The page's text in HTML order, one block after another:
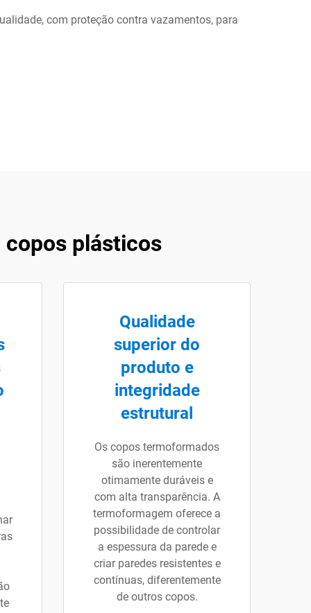
com proteção contra vazamentos, para
plásticos
Qualidade
superior do
produto e
integridade
estrutural
Os copos termoformados
são inerentemente
otimamente duráveis e
com alta transparência. A
termoformagem oferece a
possibilidade de controlar
a espessura da parede e
criar paredes resistentes e
contínuas, diferentemente
de outros copos.